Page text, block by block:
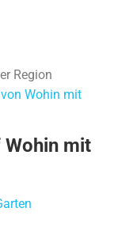
Region
Wohin mit
mit